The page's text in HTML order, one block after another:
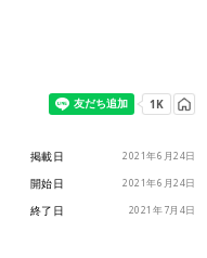
掲載日 2021年6月24日
開始日 2021年6月24日
終了日 2021年7月4日